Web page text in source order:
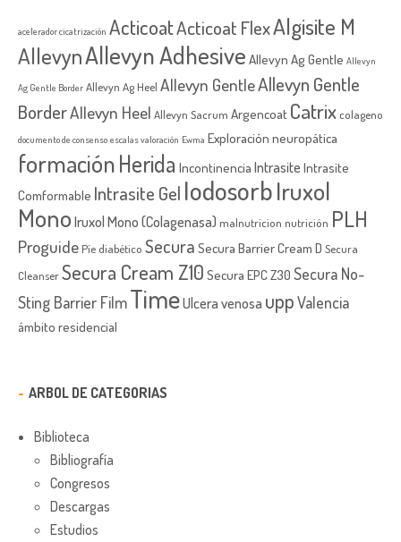
acelerador cicatrización ActicoatActicoat FlexAlgisite M
AllevynAllevyn Adhesive Allevyn Ag Gentle Allevyn
Ag Gentle Border Allevyn Ag Heel Allevyn GentleAllevyn Gentle
BorderAllevyn Heel Allevyn Sacrum Argencoat Catrix colageno
documento de consenso escalas valoración Ewma Exploración neuropática
formaciónHerida Incontinencia Intrasite Intrasite
Comformable Intrasite Gel IodosorbIruxol
MonoIruxol Mono (Colagenasa) malnutricion nutrición PLH
Proguide Píe diabético Secura Secura Barrier Cream D Secura
CleanserSecura Cream Z10 Secura EPC Z30 Secura No-
Sting Barrier FilmTimeUlcera venosa uppValencia
ámbito residencial
ARBOL DE CATEGORIAS
Biblioteca
Bibliografía
Congresos
Descargas
Estudios